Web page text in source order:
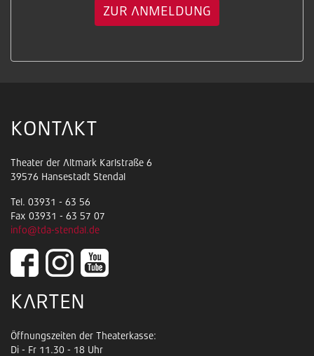
ZUR ANMELDUNG
KONTAKT
Theater der Altmark Karlstraße 6
39576 Hansestadt Stendal
Tel. 03931 - 63 56
Fax 03931 - 63 57 07
info@tda-stendal.de
KARTEN
Öffnungszeiten der Theaterkasse:
Di - Fr 11.30 - 18 Uhr